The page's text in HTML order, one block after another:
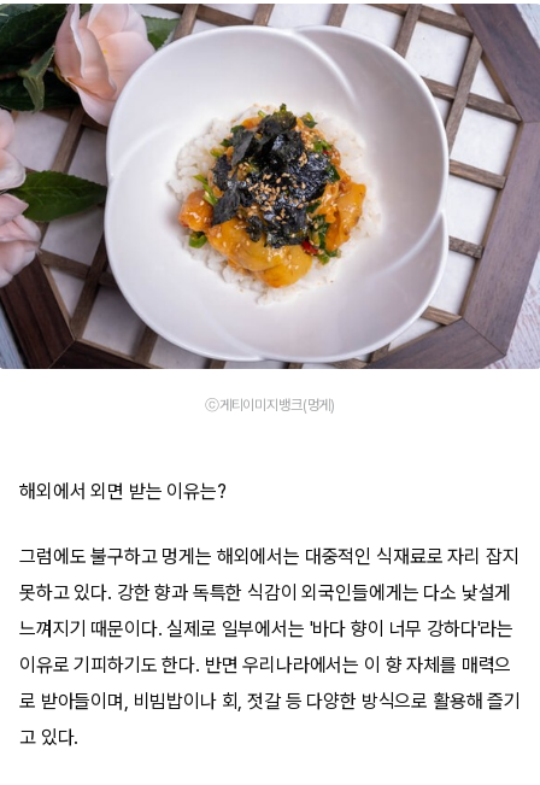
ⓒ게티이미지뱅크(멍게)
해외에서 외면 받는 이유는?
그럼에도 불구하고 멍게는 해외에서는 대중적인 식재료로 자리 잡지
못하고 있다. 강한 향과 독특한 식감이 외국인들에게는 다소 낯설게
느껴지기 때문이다. 실제로 일부에서는 '바다 향이 너무 강하다'라는
이유로 기피하기도 한다. 반면 우리나라에서는 이 향 자체를 매력으
로 받아들이며, 비빔밥이나 회, 젓갈 등 다양한 방식으로 활용해 즐기
고 있다.